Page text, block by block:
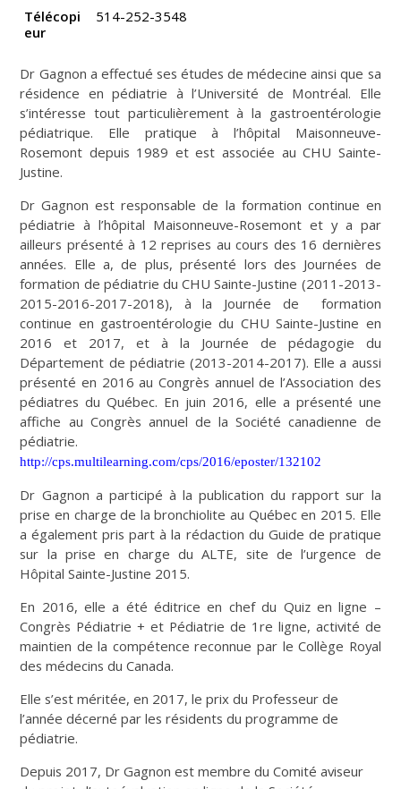
Télécopi
eur
514-252-3548
Dr Gagnon a effectué ses études de médecine ainsi que sa
résidence en pédiatrie à l’Université de Montréal. Elle
s’intéresse tout particulièrement à la gastroentérologie
pédiatrique. Elle pratique à l’hôpital Maisonneuve-
Rosemont depuis 1989 et est associée au CHU Sainte-
Justine.
Dr Gagnon est responsable de la formation continue en
pédiatrie à l’hôpital Maisonneuve-Rosemont et y a par
ailleurs présenté à 12 reprises au cours des 16 dernières
années. Elle a, de plus, présenté lors des Journées de
formation de pédiatrie du CHU Sainte-Justine (2011-2013-
2015-2016-2017-2018), à la Journée de formation
continue en gastroentérologie du CHU Sainte-Justine en
2016 et 2017, et à la Journée de pédagogie du
Département de pédiatrie (2013-2014-2017). Elle a aussi
présenté en 2016 au Congrès annuel de l’Association des
pédiatres du Québec. En juin 2016, elle a présenté une
affiche au Congrès annuel de la Société canadienne de
pédiatrie.
http://cps.multilearning.com/cps/2016/eposter/132102
Dr Gagnon a participé à la publication du rapport sur la
prise en charge de la bronchiolite au Québec en 2015. Elle
a également pris part à la rédaction du Guide de pratique
sur la prise en charge du ALTE, site de l’urgence de
Hôpital Sainte-Justine 2015.
En 2016, elle a été éditrice en chef du Quiz en ligne –
Congrès Pédiatrie + et Pédiatrie de 1re ligne, activité de
maintien de la compétence reconnue par le Collège Royal
des médecins du Canada.
Elle s’est méritée, en 2017, le prix du Professeur de
l’année décerné par les résidents du programme de
pédiatrie.
Depuis 2017, Dr Gagnon est membre du Comité aviseur